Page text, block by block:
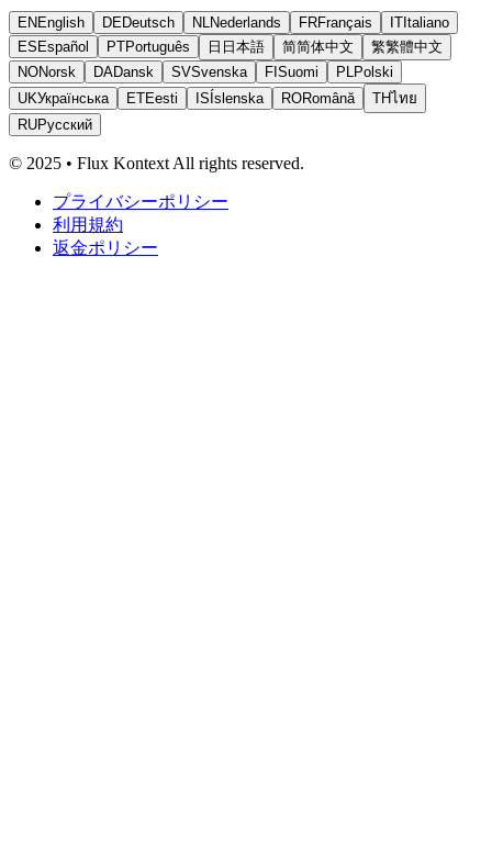
ENEnglish DEDeutsch NL Nederlands FRFrançais ITItaliano
ESEspañol PTPortuguês 日 日本語 简简体中文 繁繁體中文
NONorsk DADansk SVSvenska FISuomi PL Polski
UKУкраїнська ETEesti ISÍslenska RORomână THไทย
RUРусский
© 2025 • Flux Kontext All rights reserved.
プライバシーポリシー
利用規約
返金ポリシー